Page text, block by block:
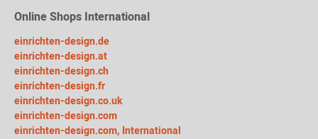
Online Shops International
einrichten-design.de
einrichten-design.at
einrichten-design.ch
einrichten-design.fr
einrichten-design.co.uk
einrichten-design.com
einrichten-design.com, International